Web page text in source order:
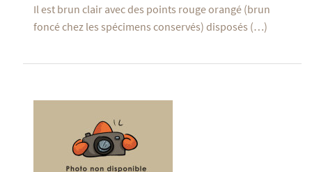
Il est brun clair avec des points rouge orangé (brun
foncé chez les spécimens conservés) disposés (…)